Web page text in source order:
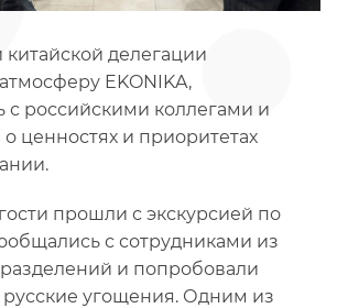
китайской делегации
EKONIKA,
с российскими коллегами и
ценностях и приоритетах
прошли с экскурсией по
с сотрудниками из
и попробовали
угощения. Одним из